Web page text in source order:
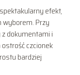
efekt,
wyborem. Przy
dokumentami i
czcionek
bardziej